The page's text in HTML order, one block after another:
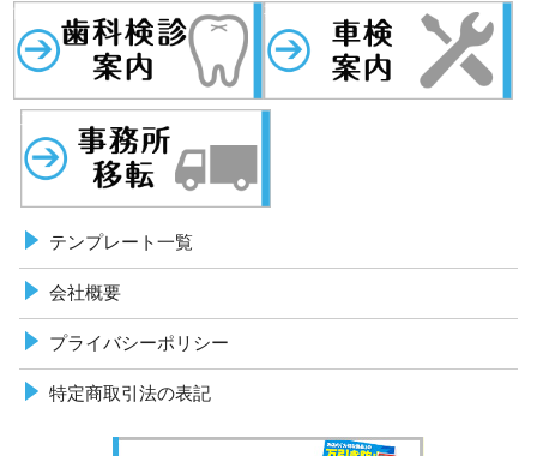
事務所移転
車検案内
テンプレート一覧
会社概要
プライバシーポリシー
特定商取引法の表記